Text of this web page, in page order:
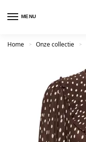
MENU
Home > Onze collectie >